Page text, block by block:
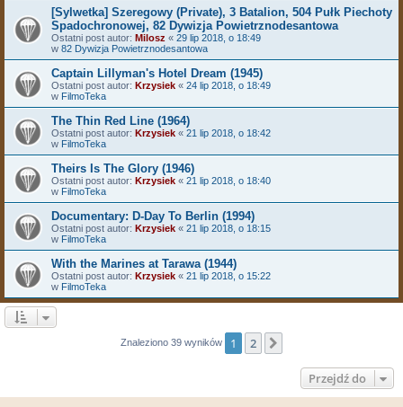
[Sylwetka] Szeregowy (Private), 3 Batalion, 504 Pułk Piechoty
Spadochronowej, 82 Dywizja Powietrznodesantowa
Ostatni post autor: Milosz « 29 lip 2018, o 18:49
w 82 Dywizja Powietrznodesantowa
Captain Lillyman's Hotel Dream (1945)
Ostatni post autor: Krzysiek « 24 lip 2018, o 18:49
w FilmoTeka
The Thin Red Line (1964)
Ostatni post autor: Krzysiek « 21 lip 2018, o 18:42
w FilmoTeka
Theirs Is The Glory (1946)
Ostatni post autor: Krzysiek « 21 lip 2018, o 18:40
w FilmoTeka
Documentary: D-Day To Berlin (1994)
Ostatni post autor: Krzysiek « 21 lip 2018, o 18:15
w FilmoTeka
With the Marines at Tarawa (1944)
Ostatni post autor: Krzysiek « 21 lip 2018, o 15:22
w FilmoTeka
Znaleziono 39 wyników 1 2
Przejdź do